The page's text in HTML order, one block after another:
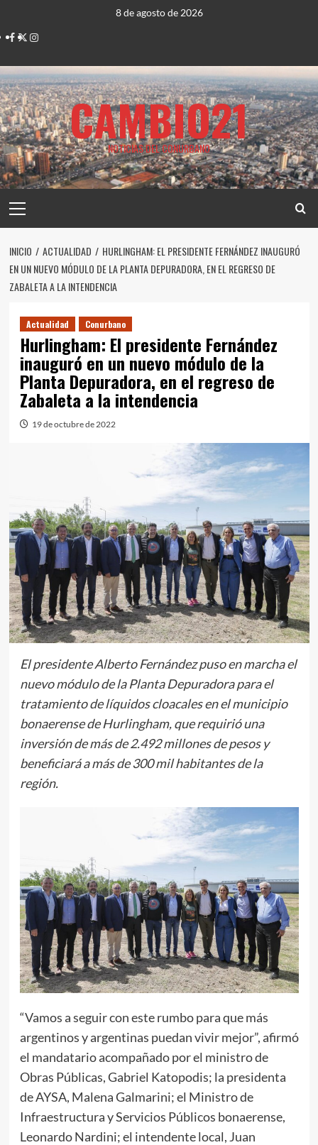
contenido
8 de agosto de 2026
Facebook
TwitterInstagram
CAMBIO21
NOTICIAS DEL CONURBANO
principal
INICIO ACTUALIDAD
HURLINGHAM: EL PRESIDENTE FERNÁNDEZ INAUGURÓ
EN UN NUEVO MÓDULO DE LA PLANTA DEPURADORA, EN EL REGRESO DE
ZABALETA A LA INTENDENCIA
Actualidad Conurbano
Hurlingham: El presidente Fernández
inauguró en un nuevo módulo de la
Planta Depuradora, en el regreso de
Zabaleta a la intendencia
19 de octubre de 2022
El presidente Alberto Fernández puso en marcha el
nuevo módulo de la Planta Depuradora para el
tratamiento de líquidos cloacales en el municipio
bonaerense de Hurlingham, que requirió una
inversión de más de 2.492 millones de pesos y
beneficiará a más de 300 mil habitantes de la
región.
“Vamos a seguir con este rumbo para que más
argentinos y argentinas puedan vivir mejor”, afirmó
el mandatario acompañado por el ministro de
Obras Públicas, Gabriel Katopodis; la presidenta
de AYSA, Malena Galmarini; el Ministro de
Infraestructura y Servicios Públicos bonaerense,
Leonardo Nardini; el intendente local, Juan